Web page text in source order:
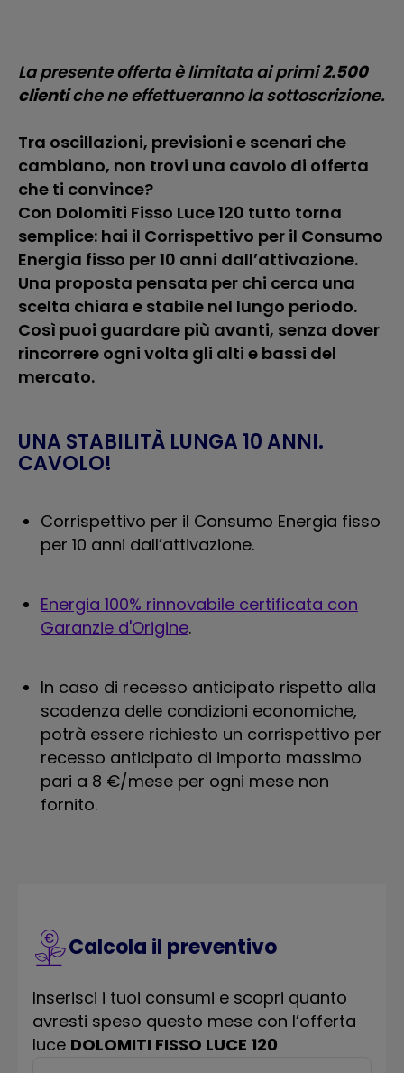
La presente offerta è limitata ai primi2.500
clientiche ne effettueranno la sottoscrizione.
Tra oscillazioni, previsioni e scenari che
cambiano, non trovi una cavolo di offerta
che ti convince?
Con Dolomiti Fisso Luce 120 tutto torna
semplice: hai il Corrispettivo per il Consumo
Energia fisso per 10 anni dall’attivazione.
Una proposta pensata per chi cerca una
scelta chiara e stabile nel lungo periodo.
Così puoi guardare più avanti, senza dover
rincorrere ogni volta gli alti e bassi del
mercato.
UNA STABILITÀ LUNGA 10 ANNI.
CAVOLO!
Corrispettivo per il Consumo Energia fisso
per 10 anni dall’attivazione.
Energia 100% rinnovabile certificata con
Garanzie d'Origine.
In caso di recesso anticipato rispetto alla
scadenza delle condizioni economiche,
potrà essere richiesto un corrispettivo per
recesso anticipato di importo massimo
pari a 8 €/mese per ogni mese non
fornito.
Calcola il preventivo
Inserisci i tuoi consumi e scopri quanto
avresti speso questo mese con l’offerta
luce DOLOMITI FISSO LUCE 120